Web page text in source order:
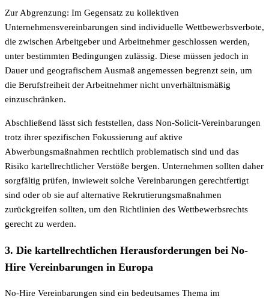
Zur Abgrenzung: Im Gegensatz zu kollektiven
Unternehmensvereinbarungen sind individuelle Wettbewerbsverbote,
die zwischen Arbeitgeber und Arbeitnehmer geschlossen werden,
unter bestimmten Bedingungen zulässig. Diese müssen jedoch in
Dauer und geografischem Ausmaß angemessen begrenzt sein, um
die Berufsfreiheit der Arbeitnehmer nicht unverhältnismäßig
einzuschränken.
Abschließend lässt sich feststellen, dass Non-Solicit-Vereinbarungen
trotz ihrer spezifischen Fokussierung auf aktive
Abwerbungsmaßnahmen rechtlich problematisch sind und das
Risiko kartellrechtlicher Verstöße bergen. Unternehmen sollten daher
sorgfältig prüfen, inwieweit solche Vereinbarungen gerechtfertigt
sind oder ob sie auf alternative Rekrutierungsmaßnahmen
zurückgreifen sollten, um den Richtlinien des Wettbewerbsrechts
gerecht zu werden.
3. Die kartellrechtlichen Herausforderungen bei No-
Hire Vereinbarungen in Europa
No-Hire Vereinbarungen sind ein bedeutsames Thema im